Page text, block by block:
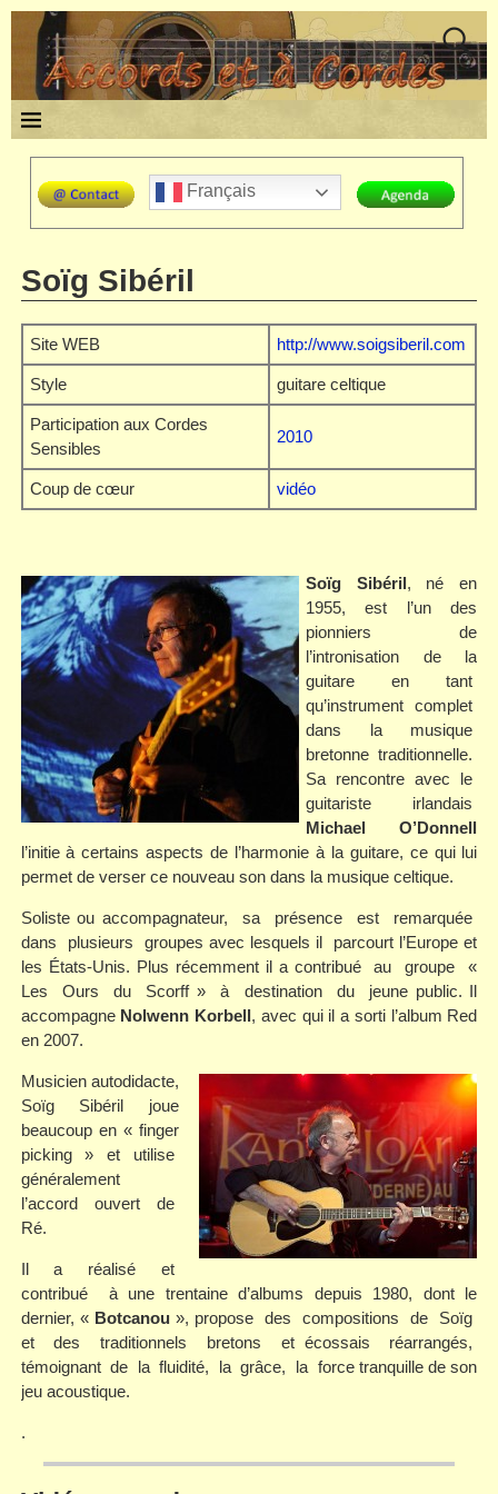
Français
Soïg Sibéril
Site WEB http://www.soigsiberil.com
Style guitare celtique
Participation aux Cordes
Sensibles
2010
Coup de cœur vidéo
Soïg Sibéril, né en
1955, est l’un des
pionniers de
l’intronisation de la
guitare en tant
qu’instrument complet
dans la musique
bretonne traditionnelle.
Sa rencontre avec le
guitariste irlandais
Michael O’Donnell
l’initie à certains aspects de l’harmonie à la guitare, ce qui lui
permet de verser ce nouveau son dans la musique celtique.
Soliste ou accompagnateur, sa présence est remarquée
dans plusieurs groupes avec lesquels il parcourt l’Europe et
les États-Unis. Plus récemment il a contribué au groupe «
Les Ours du Scorff » à destination du jeune public. Il
accompagne Nolwenn Korbell, avec qui il a sorti l’album Red
en 2007.
Musicien autodidacte,
Soïg Sibéril joue
beaucoup en « finger
picking » et utilise
généralement
l’accord ouvert de
Ré.
Il a réalisé et
contribué à une trentaine d’albums depuis 1980, dont le
dernier, « Botcanou», propose des compositions de Soïg
et des traditionnels bretons et écossais réarrangés,
témoignant de la fluidité, la grâce, la force tranquille de son
jeu acoustique.
.